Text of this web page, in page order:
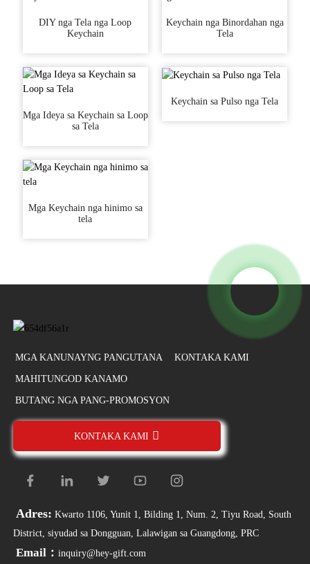
DIY nga Tela nga Loop
Keychain
Keychain nga Binordahan nga
Tela
Mga Ideya sa Keychain sa Loop
sa Tela
Keychain sa Pulso nga Tela
Mga Keychain nga hinimo sa
tela
MGA KANUNAYNG PANGUTANA KONTAKA KAMI
MAHITUNGOD KANAMO
BUTANG NGA PANG-PROMOSYON
KONTAKA KAMI
Adres: Kwarto 1106, Yunit 1, Bilding 1, Num. 2, Tiyu Road, South
District, siyudad sa Dongguan, Lalawigan sa Guangdong, PRC
Email： inquiry@hey-gift.com